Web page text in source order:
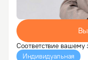
Соответствие вашему
Индивидуальная